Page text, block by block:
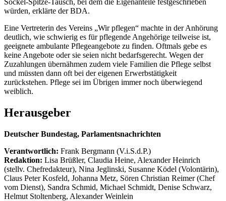
würden, erklärte der BDA.
Eine Vertreterin des Vereins „Wir pflegen“ machte in der Anhörung
deutlich, wie schwierig es für pflegende Angehörige teilweise ist,
geeignete ambulante Pflegeangebote zu finden. Oftmals gebe es
keine Angebote oder sie seien nicht bedarfsgerecht. Wegen der
Zuzahlungen übernähmen zudem viele Familien die Pflege selbst
und müssten dann oft bei der eigenen Erwerbstätigkeit
zurückstehen. Pflege sei im Übrigen immer noch überwiegend
weiblich.
Herausgeber
Deutscher Bundestag, Parlamentsnachrichten
Verantwortlich: Frank Bergmann (V.i.S.d.P.)
Redaktion: Lisa Brüßler, Claudia Heine, Alexander Heinrich
(stellv. Chefredakteur), Nina Jeglinski, Susanne Ködel (Volontärin),
Claus Peter Kosfeld, Johanna Metz, Sören Christian Reimer (Chef
vom Dienst), Sandra Schmid, Michael Schmidt, Denise Schwarz,
Helmut Stoltenberg, Alexander Weinlein